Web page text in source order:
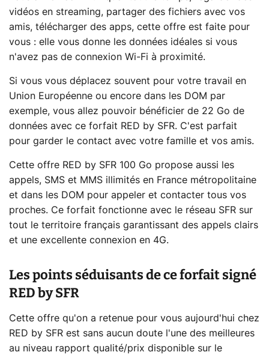
vidéos en streaming, partager des fichiers avec vos
amis, télécharger des apps, cette offre est faite pour
vous : elle vous donne les données idéales si vous
n'avez pas de connexion Wi-Fi à proximité.
Si vous vous déplacez souvent pour votre travail en
Union Européenne ou encore dans les DOM par
exemple, vous allez pouvoir bénéficier de 22 Go de
données avec ce forfait RED by SFR. C'est parfait
pour garder le contact avec votre famille et vos amis.
Cette offre RED by SFR 100 Go propose aussi les
appels, SMS et MMS illimités en France métropolitaine
et dans les DOM pour appeler et contacter tous vos
proches. Ce forfait fonctionne avec le réseau SFR sur
tout le territoire français garantissant des appels clairs
et une excellente connexion en 4G.
Les points séduisants de ce forfait signé
RED by SFR
Cette offre qu'on a retenue pour vous aujourd'hui chez
RED by SFR est sans aucun doute l'une des meilleures
au niveau rapport qualité/prix disponible sur le